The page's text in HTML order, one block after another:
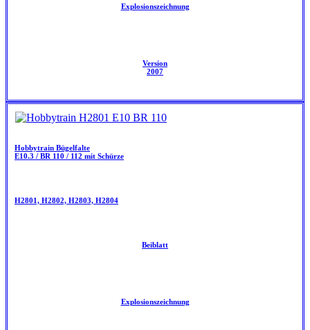
Explosionszeichnung
Version
2007
Hobbytrain Bügelfalte
E10.3 / BR 110 / 112 mit Schürze
H2801, H2802, H2803, H2804
Beiblatt
Explosionszeichnung